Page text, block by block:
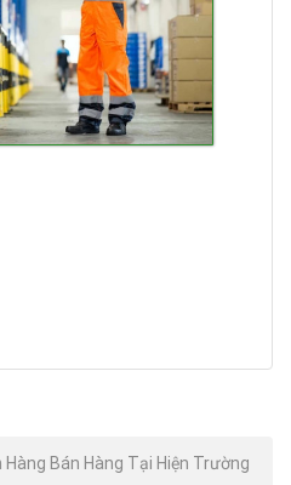
Bán Hàng Tại Hiện Trường